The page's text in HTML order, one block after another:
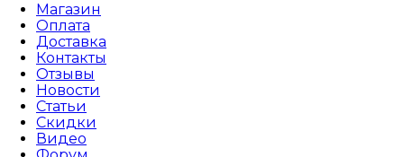
Магазин
Оплата
Доставка
Контакты
Отзывы
Новости
Статьи
Скидки
Видео